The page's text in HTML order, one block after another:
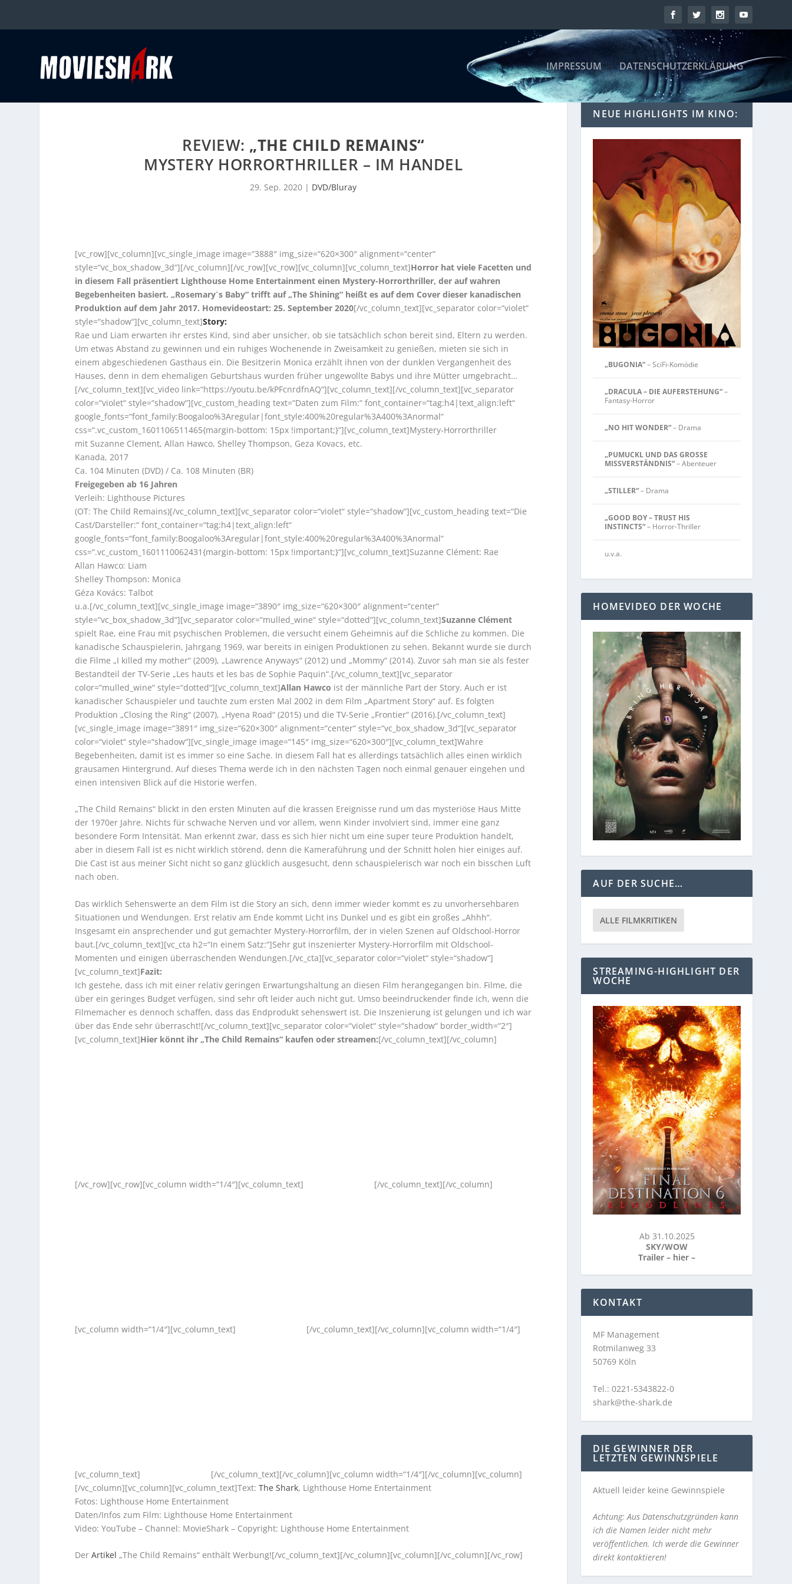
IMPRESSUM DATENSCHUTZERKLÄRUNG
REVIEW: „THE CHILD REMAINS“
MYSTERY HORRORTHRILLER – IM HANDEL
29. Sep. 2020 | DVD/Bluray
[vc_row][vc_column][vc_single_image image=“3888″ img_size=“620×300″ alignment=“center“
style=“vc_box_shadow_3d“][/vc_column][/vc_row][vc_row][vc_column][vc_column_text]Horror hat viele Facetten und
in diesem Fall präsentiert Lighthouse Home Entertainment einen Mystery-Horrorthriller, der auf wahren
Begebenheiten basiert. „Rosemary´s Baby“ trifft auf „The Shining“ heißt es auf dem Cover dieser kanadischen
Produktion auf dem Jahr 2017. Homevideostart: 25. September 2020[/vc_column_text][vc_separator color=“violet“
style=“shadow“][vc_column_text]Story:
Rae und Liam erwarten ihr erstes Kind, sind aber unsicher, ob sie tatsächlich schon bereit sind, Eltern zu werden.
Um etwas Abstand zu gewinnen und ein ruhiges Wochenende in Zweisamkeit zu genießen, mieten sie sich in
einem abgeschiedenen Gasthaus ein. Die Besitzerin Monica erzählt ihnen von der dunklen Vergangenheit des
Hauses, denn in dem ehemaligen Geburtshaus wurden früher ungewollte Babys und ihre Mütter umgebracht…
[/vc_column_text][vc_video link=“https://youtu.be/kPFcnrdfnAQ“][vc_column_text][/vc_column_text][vc_separator
color=“violet“ style=“shadow“][vc_custom_heading text=“Daten zum Film:“ font_container=“tag:h4|text_align:left“
google_fonts=“font_family:Boogaloo%3Aregular|font_style:400%20regular%3A400%3Anormal“
css=“.vc_custom_1601106511465{margin-bottom: 15px !important;}“][vc_column_text]Mystery-Horrorthriller
mit Suzanne Clement, Allan Hawco, Shelley Thompson, Geza Kovacs, etc.
Kanada, 2017
Ca. 104 Minuten (DVD) / Ca. 108 Minuten (BR)
Freigegeben ab 16 Jahren
Verleih: Lighthouse Pictures
(OT: The Child Remains)[/vc_column_text][vc_separator color=“violet“ style=“shadow“][vc_custom_heading text=“Die
Cast/Darsteller:“ font_container=“tag:h4|text_align:left“
google_fonts=“font_family:Boogaloo%3Aregular|font_style:400%20regular%3A400%3Anormal“
css=“.vc_custom_1601110062431{margin-bottom: 15px !important;}“][vc_column_text]Suzanne Clément: Rae
Allan Hawco: Liam
Shelley Thompson: Monica
Géza Kovács: Talbot
u.a.[/vc_column_text][vc_single_image image=“3890″ img_size=“620×300″ alignment=“center“
style=“vc_box_shadow_3d“][vc_separator color=“mulled_wine“ style=“dotted“][vc_column_text]Suzanne Clément
spielt Rae, eine Frau mit psychischen Problemen, die versucht einem Geheimnis auf die Schliche zu kommen. Die
kanadische Schauspielerin, Jahrgang 1969, war bereits in einigen Produktionen zu sehen. Bekannt wurde sie durch
die Filme „I killed my mother“ (2009), „Lawrence Anyways“ (2012) und „Mommy“ (2014). Zuvor sah man sie als fester
Bestandteil der TV-Serie „Les hauts et les bas de Sophie Paquin“.[/vc_column_text][vc_separator
color=“mulled_wine“ style=“dotted“][vc_column_text]Allan Hawco ist der männliche Part der Story. Auch er ist
kanadischer Schauspieler und tauchte zum ersten Mal 2002 in dem Film „Apartment Story“ auf. Es folgten
Produktion „Closing the Ring“ (2007), „Hyena Road“ (2015) und die TV-Serie „Frontier“ (2016).[/vc_column_text]
[vc_single_image image=“3891″ img_size=“620×300″ alignment=“center“ style=“vc_box_shadow_3d“][vc_separator
color=“violet“ style=“shadow“][vc_single_image image=“145″ img_size=“620×300″][vc_column_text]Wahre
Begebenheiten, damit ist es immer so eine Sache. In diesem Fall hat es allerdings tatsächlich alles einen wirklich
grausamen Hintergrund. Auf dieses Thema werde ich in den nächsten Tagen noch einmal genauer eingehen und
einen intensiven Blick auf die Historie werfen.
„The Child Remains“ blickt in den ersten Minuten auf die krassen Ereignisse rund um das mysteriöse Haus Mitte
der 1970er Jahre. Nichts für schwache Nerven und vor allem, wenn Kinder involviert sind, immer eine ganz
besondere Form Intensität. Man erkennt zwar, dass es sich hier nicht um eine super teure Produktion handelt,
aber in diesem Fall ist es nicht wirklich störend, denn die Kameraführung und der Schnitt holen hier einiges auf.
Die Cast ist aus meiner Sicht nicht so ganz glücklich ausgesucht, denn schauspielerisch war noch ein bisschen Luft
nach oben.
Das wirklich Sehenswerte an dem Film ist die Story an sich, denn immer wieder kommt es zu unvorhersehbaren
Situationen und Wendungen. Erst relativ am Ende kommt Licht ins Dunkel und es gibt ein großes „Ahhh“.
Insgesamt ein ansprechender und gut gemachter Mystery-Horrorfilm, der in vielen Szenen auf Oldschool-Horror
baut.[/vc_column_text][vc_cta h2=“In einem Satz:“]Sehr gut inszenierter Mystery-Horrorfilm mit Oldschool-
Momenten und einigen überraschenden Wendungen.[/vc_cta][vc_separator color=“violet“ style=“shadow“]
[vc_column_text]Fazit:
Ich gestehe, dass ich mit einer relativ geringen Erwartungshaltung an diesen Film herangegangen bin. Filme, die
über ein geringes Budget verfügen, sind sehr oft leider auch nicht gut. Umso beeindruckender finde ich, wenn die
Filmemacher es dennoch schaffen, dass das Endprodukt sehenswert ist. Die Inszenierung ist gelungen und ich war
über das Ende sehr überrascht![/vc_column_text][vc_separator color=“violet“ style=“shadow“ border_width=“2″]
[vc_column_text]Hier könnt ihr „The Child Remains“ kaufen oder streamen:[/vc_column_text][/vc_column]
[/vc_row][vc_row][vc_column width=“1/4″][vc_column_text] [/vc_column_text][/vc_column]
[vc_column width=“1/4″][vc_column_text] [/vc_column_text][/vc_column][vc_column width=“1/4″]
[vc_column_text]
[/vc_column_text][/vc_column][vc_column width=“1/4″][/vc_column][vc_column]
[/vc_column][vc_column][vc_column_text]Text:The Shark, Lighthouse Home Entertainment
Fotos: Lighthouse Home Entertainment
Daten/Infos zum Film: Lighthouse Home Entertainment
Video: YouTube – Channel: MovieShark – Copyright: Lighthouse Home Entertainment
DerArtikel „The Child Remains“ enthält Werbung![/vc_column_text][/vc_column][vc_column][/vc_column][/vc_row]
NEUE HIGHLIGHTS IM KINO:
„BUGONIA“– SciFi-Komödie
„DRACULA – DIE AUFERSTEHUNG“–
Fantasy-Horror
„NO HIT WONDER“– Drama
„PUMUCKL UND DAS GROSSE
MISSVERSTÄNDNIS“– Abenteuer
„STILLER“– Drama
„GOOD BOY – TRUST HIS
INSTINCTS“– Horror-Thriller
u.v.a.
HOMEVIDEO DER WOCHE
AUF DER SUCHE…
ALLE FILMKRITIKEN
STREAMING-HIGHLIGHT DER
WOCHE
Ab 31.10.2025
SKY/WOW
Trailer – hier–
KONTAKT
MF Management
Rotmilanweg 33
50769 Köln
Tel.: 0221-5343822-0
shark@the-shark.de
DIE GEWINNER DER
LETZTEN GEWINNSPIELE
Aktuell leider keine Gewinnspiele
Achtung: Aus Datenschutzgründen kann
ich die Namen leider nicht mehr
veröffentlichen. Ich werde die Gewinner
direkt kontaktieren!